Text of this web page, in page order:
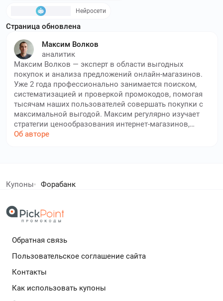
Нейросети
Страница обновлена
Максим Волков
аналитик
Максим Волков — эксперт в области выгодных
покупок и анализа предложений онлайн-магазинов.
Уже 2 года профессионально занимается поиском,
систематизацией и проверкой промокодов, помогая
тысячам наших пользователей совершать покупки с
максимальной выгодой. Максим регулярно изучает
стратегии ценообразования интернет-магазинов,
отслеживает изменения в программах лояльности и
Максима вы можете доступ к проверенным скидкам
Об авторе
Купоны Форабанк
Обратная связь
Пользовательское соглашение сайта
Контакты
Как использовать купоны